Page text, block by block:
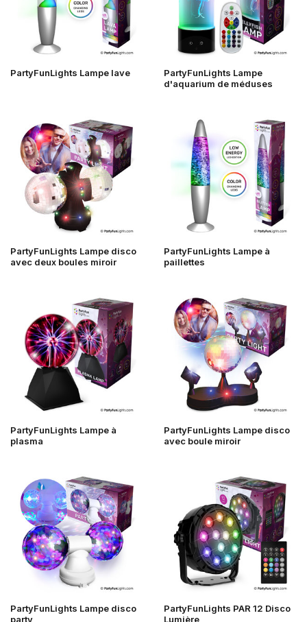
PartyFunLights Lampe lave
PartyFunLights Lampe
d'aquarium de méduses
PartyFunLights Lampe disco
avec deux boules miroir
PartyFunLights Lampe à
paillettes
PartyFunLights Lampe à
plasma
PartyFunLights Lampe disco
avec boule miroir
PartyFunLights Lampe disco
party
PartyFunLights PAR 12 Disco
Lumière